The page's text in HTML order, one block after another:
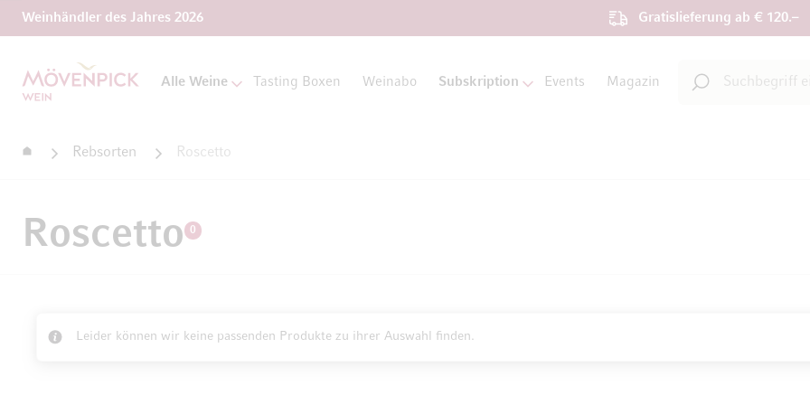
Weinhändler des Jahres 2026 Gratislieferung ab € 120.–
Zur Startseite
Alle Weine Tasting Boxen Weinabo Subskription Events Magazin
Suche
StartseiteRebsorten Roscetto
Roscetto 0
Leider können wir keine passenden Produkte zu ihrer Auswahl finden.